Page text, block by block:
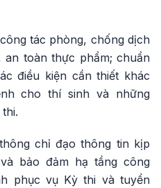
tác phòng, chống dịch
toàn thực phẩm; chuẩn
điều kiện cần thiết khác
cho thí sinh và những
chỉ đạo thông tin kịp
bảo đảm hạ tầng công
phục vụ Kỳ thi và tuyển